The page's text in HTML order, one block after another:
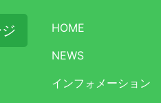
HOME
NEWS
インフォメーション